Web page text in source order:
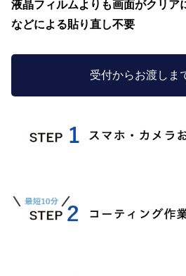
液晶フィルムよりも画面がクリア
などによる貼り直し不要
受付からお渡しま